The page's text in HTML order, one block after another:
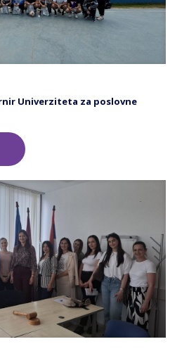
Univerziteta za poslovne